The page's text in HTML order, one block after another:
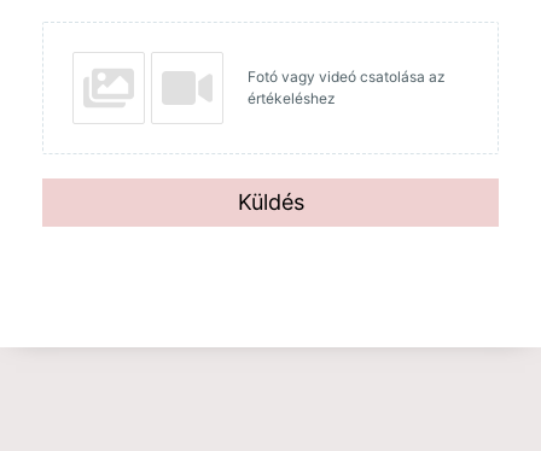
Fotó vagy videó csatolása az
értékeléshez
Küldés